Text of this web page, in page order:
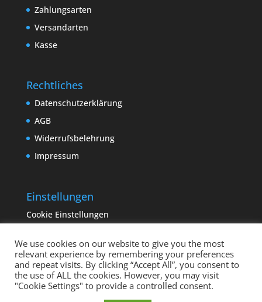
Zahlungsarten
Versandarten
Kasse
Rechtliches
Datenschutzerklärung
AGB
Widerrufsbelehrung
Impressum
Einstellungen
Cookie Einstellungen
We use cookies on our website to give you the most
relevant experience by remembering your preferences
and repeat visits. By clicking “Accept All”, you consent to
the use of ALL the cookies. However, you may visit
"Cookie Settings" to provide a controlled consent.